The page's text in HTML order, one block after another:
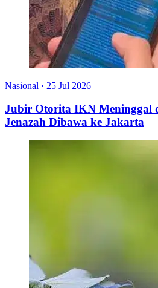
Nasional · 25 Jul 2026
Jubir Otorita IKN Meninggal
Jenazah Dibawa ke Jakarta